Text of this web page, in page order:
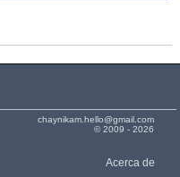
chaynikam.hello@gmail.com
© 2009 - 2026
Acerca de